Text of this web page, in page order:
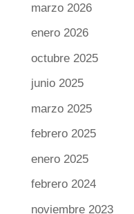
marzo 2026
enero 2026
octubre 2025
junio 2025
marzo 2025
febrero 2025
enero 2025
febrero 2024
noviembre 2023